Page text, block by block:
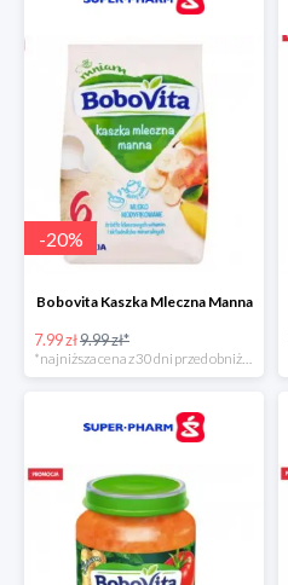
-20%
Bobovita Kaszka Mleczna Manna
7.99 zł9.99 zł*